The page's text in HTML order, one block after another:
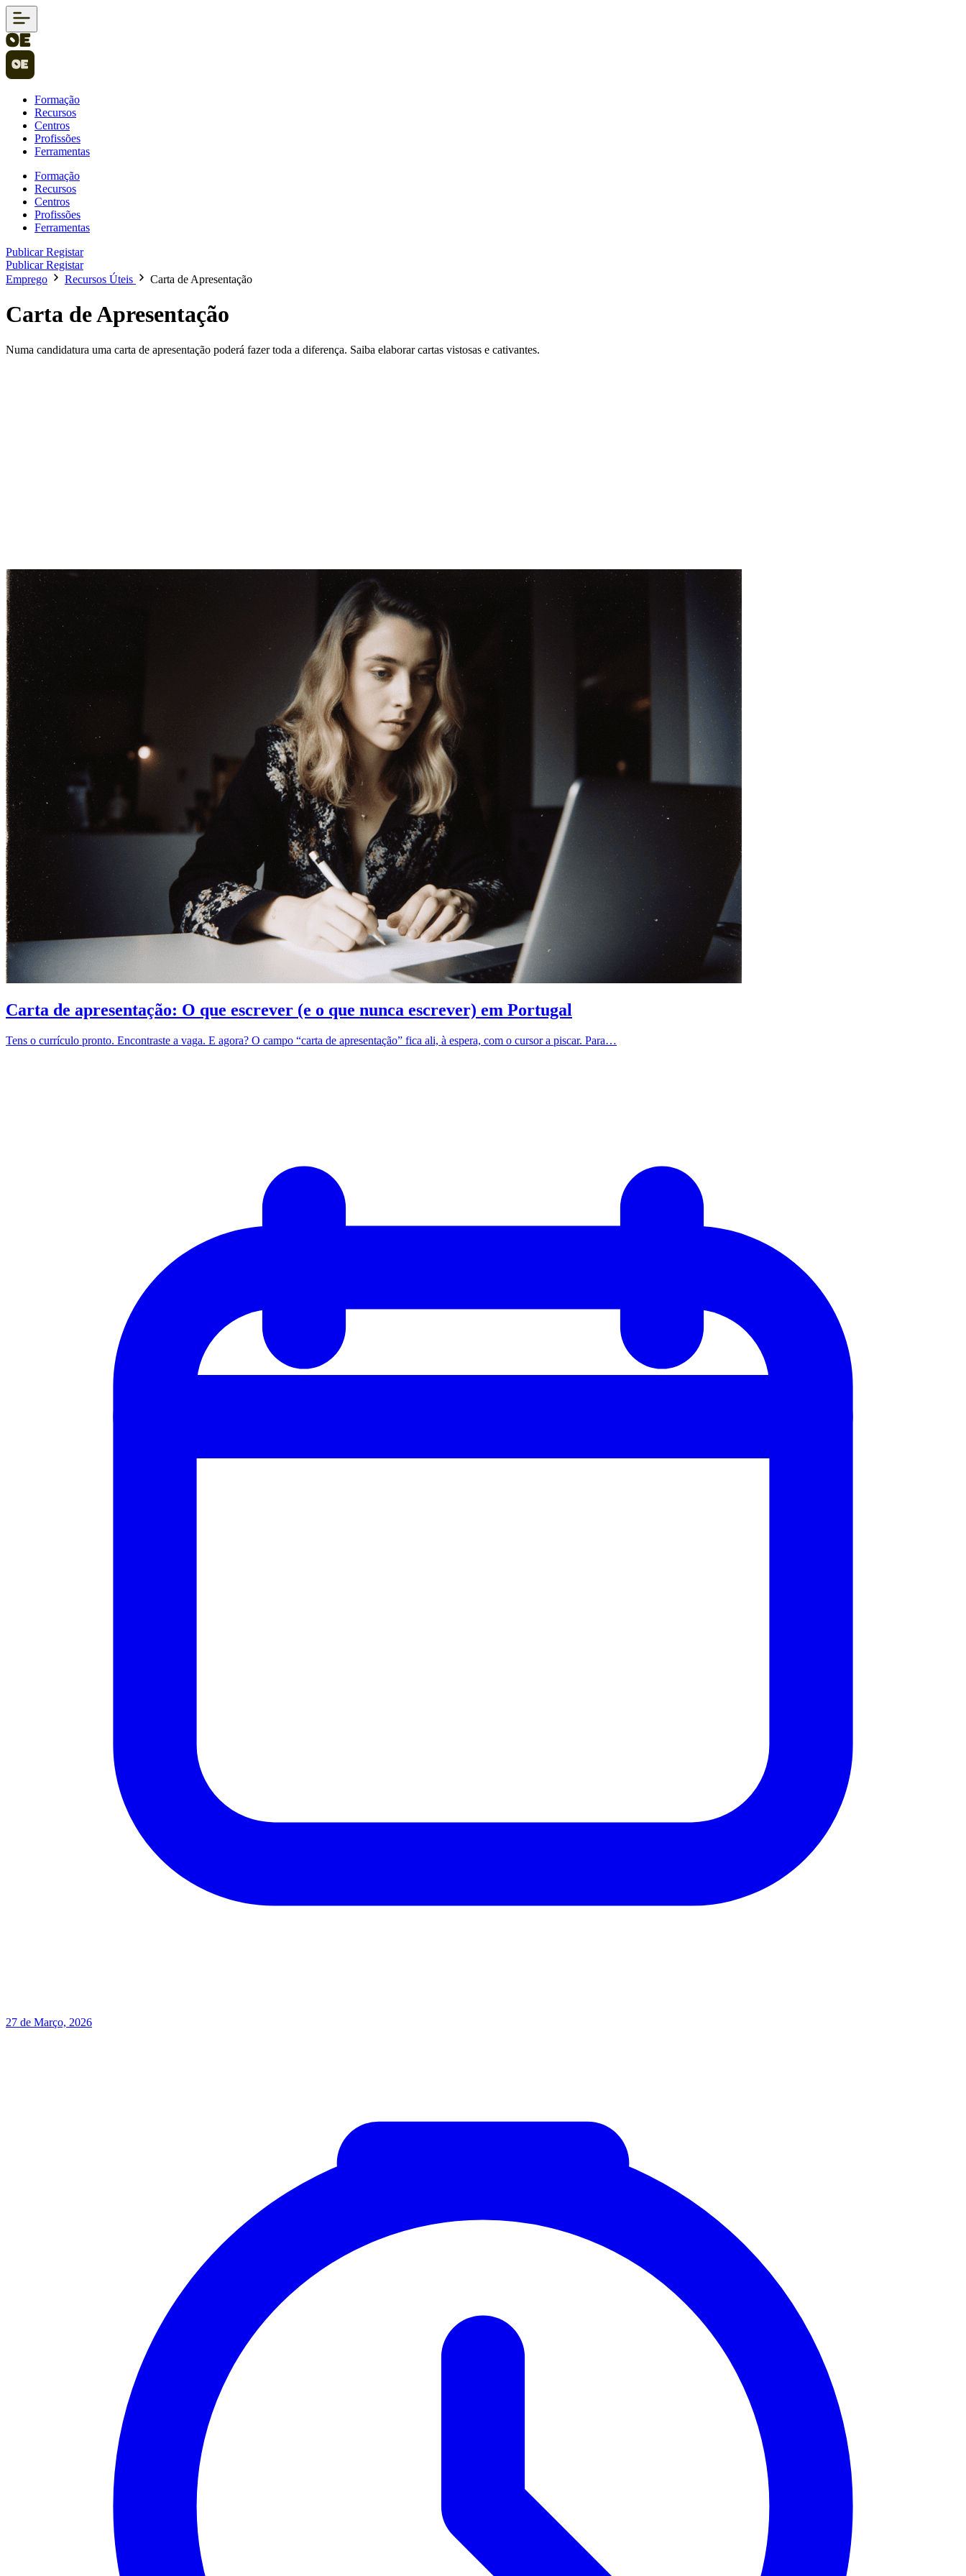
Formação
Recursos
Centros
Profissões
Ferramentas
Formação
Recursos
Centros
Profissões
Ferramentas
PublicarRegistar
PublicarRegistar
Emprego
Recursos Úteis Carta de Apresentação
Carta de Apresentação
Numa candidatura uma carta de apresentação poderá fazer toda a diferença. Saiba elaborar cartas vistosas e cativantes.
Carta de apresentação: O que escrever (e o que nunca escrever) em Portugal
Tens o currículo pronto. Encontraste a vaga. E agora? O campo “carta de apresentação” fica ali, à espera, com o cursor a piscar. Para…
27 de Março, 2026